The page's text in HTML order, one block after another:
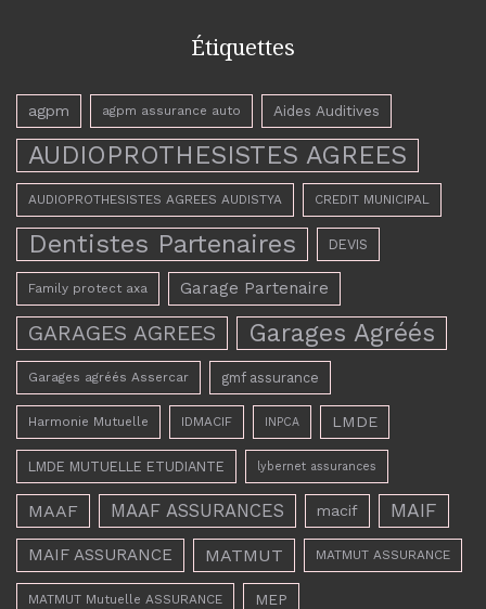
Étiquettes
agpm agpm assurance auto Aides Auditives
AUDIOPROTHESISTES AGREES
AUDIOPROTHESISTES AGREES AUDISTYA CREDIT MUNICIPAL
Dentistes Partenaires DEVIS
Family protect axa Garage Partenaire
GARAGES AGREES Garages Agréés
Garages agréés Assercar gmf assurance
Harmonie Mutuelle IDMACIF INPCA LMDE
LMDE MUTUELLE ETUDIANTE lybernet assurances
MAAF MAAF ASSURANCES macif MAIF
MAIF ASSURANCE MATMUT MATMUT ASSURANCE
MATMUT Mutuelle ASSURANCE MEP